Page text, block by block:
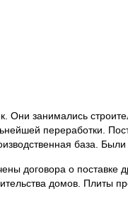
Они занимались
переработки.
база.
договора о поставке
домов. Плиты